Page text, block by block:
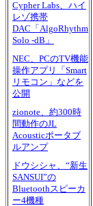
Cypher Labs、ハイ
レゾ携帯
DAC「AlgoRhythm
Solo -dB」
NEC、PCのTV機能
操作アプリ「Smart
リモコン」などを
公開
zionote、約300時
間動作のJL
Acousticポータブ
ルアンプ
ドウシシャ、“新生
SANSUI”の
Bluetoothスピーカ
ー4機種